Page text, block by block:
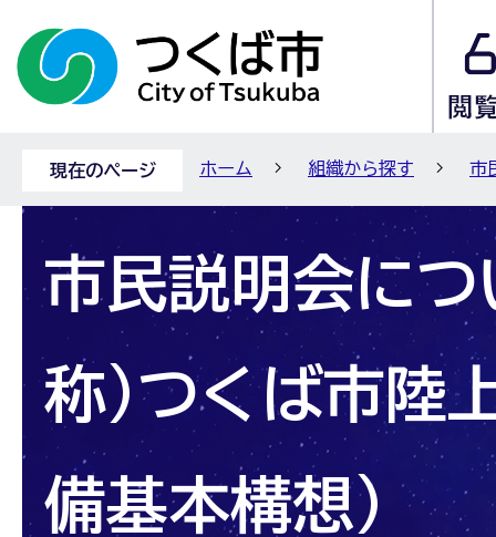
現在のページ ホーム 組織から探す 市
市民説明会に
称)つくば市陸
備基本構想)